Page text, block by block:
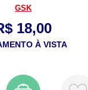
GSK
18,00
À VISTA